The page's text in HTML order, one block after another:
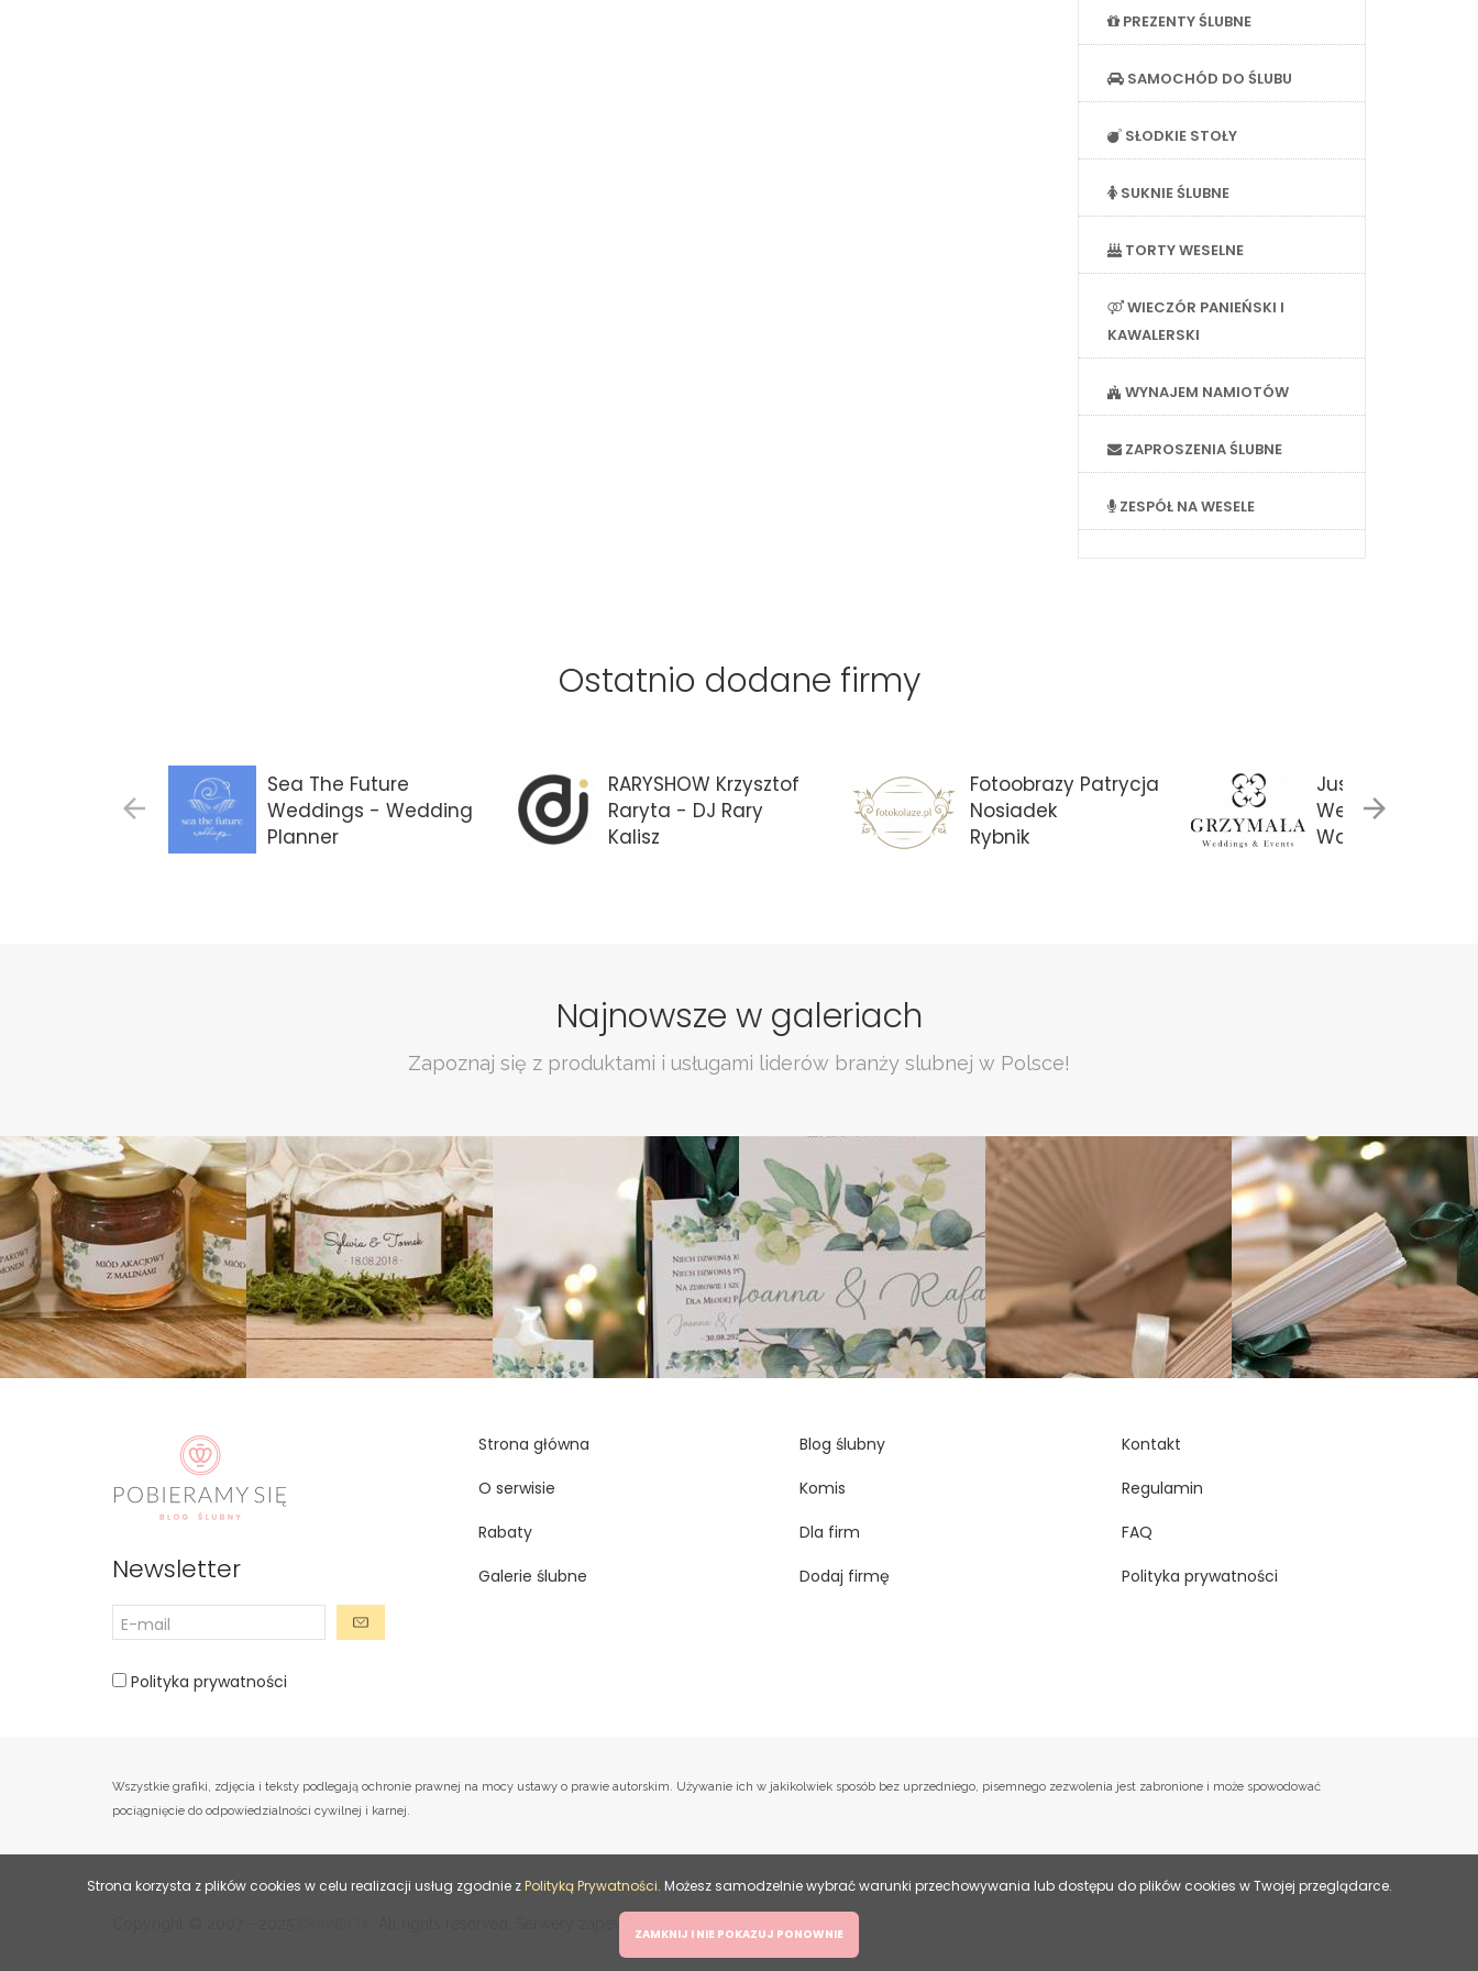
PREZENTY ŚLUBNE
SAMOCHÓD DO ŚLUBU
SŁODKIE STOŁY
SUKNIE ŚLUBNE
TORTY WESELNE
WIECZÓR PANIEŃSKI I
KAWALERSKI
WYNAJEM NAMIOTÓW
ZAPROSZENIA ŚLUBNE
ZESPÓŁ NA WESELE
Ostatnio dodane firmy
Sea The Future
Weddings - Wedding
Planner
RARYSHOW Krzysztof
Raryta - DJ Rary
Kalisz
Fotoobrazy Patrycja
Nosiadek
Rybnik
Justyna
Weddings &
Warszawa
Najnowsze w galeriach
Zapoznaj się z produktami i usługami liderów branży slubnej w Polsce!
Newsletter
Polityka prywatności
Strona główna
O serwisie
Rabaty
Galerie ślubne
Blog ślubny
Komis
Dla firm
Dodaj firmę
Kontakt
Regulamin
FAQ
Polityka prywatności
Wszystkie grafiki, zdjęcia i teksty podlegają ochronie prawnej na mocy ustawy o prawie autorskim. Używanie ich w jakikolwiek sposób bez uprzedniego, pisemnego zezwolenia jest zabronione i może spowodować
pociągnięcie do odpowiedzialności cywilnej i karnej.
Strona korzysta z plików cookies w celu realizacji usług zgodnie zPolityką Prywatności. Możesz samodzelnie wybrać warunki przechowywania lub dostępu do plików cookies w Twojej przeglądarce.
ZAMKNIJ I NIE POKAZUJ PONOWNIE